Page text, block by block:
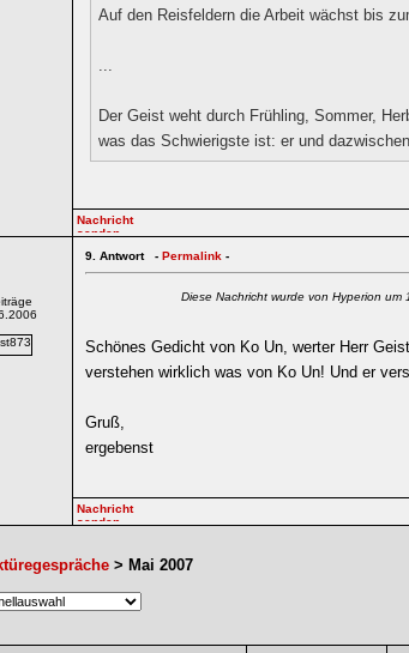
Auf den Reisfeldern die Arbeit wächst bis
...
Der Geist weht durch Frühling, Sommer,
was das Schwierigste ist: er und
9. Antwort - Permalink -
Diese Nachricht wurde von Hyperion
Schönes Gedicht von Ko Un, werter Herr
verstehen wirklich was von Ko Un! Und er
Gruß,
ergebenst
> Mai 2007